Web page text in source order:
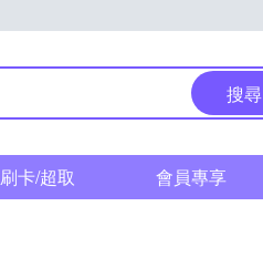
搜尋
刷卡/超取 會員專享